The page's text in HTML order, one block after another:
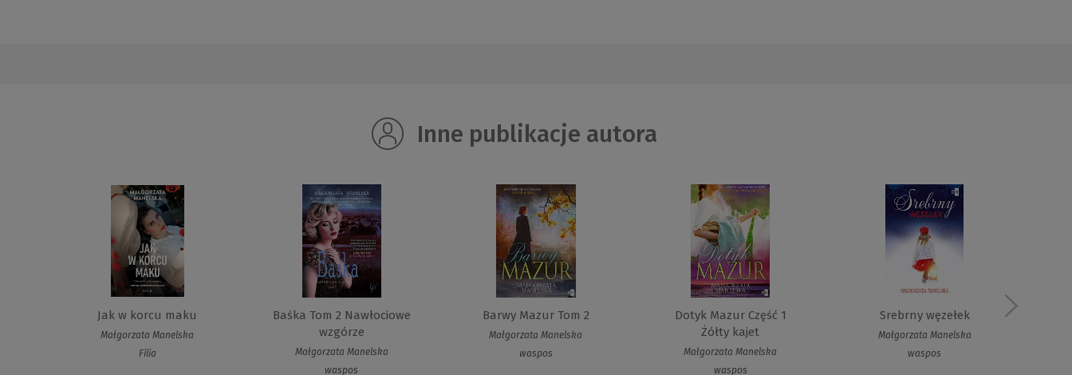
Inne publikacje autora
Jak w korcu maku
Małgorzata Manelska
Filia
Baśka Tom 2 Nawłociowe
wzgórze
Małgorzata Manelska
waspos
Barwy Mazur Tom 2
Małgorzata Manelska
waspos
Dotyk Mazur Część 1
Żółty kajet
Małgorzata Manelska
waspos
Srebrny węzełek
Małgorzata Manelska
waspos